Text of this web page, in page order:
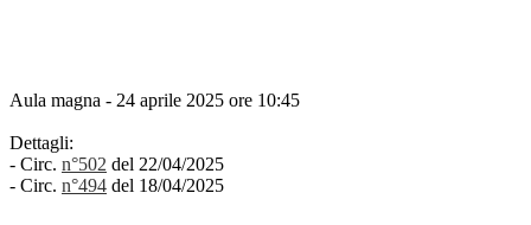
Aula magna - 24 aprile 2025 ore 10:45
Dettagli:
- Circ. n°502 del 22/04/2025
- Circ. n°494 del 18/04/2025